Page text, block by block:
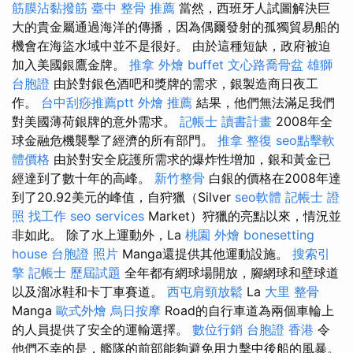
筋膜沾黏撥筋 臺中 整骨 推薦 當然，西班牙人試圖解決巨
大的貴金屬通過海洋的傳播，因為偶爾發射的孤獨貿易船的
機會在海盜水域中並不是很好。 由於這種短缺，政府被迫
加入美國銀鷹金牌。 推拿 外燴 buffet 文心路喬骨盆 雄獅
台胞證 由於對銀色酒吧和獎牌的需求，銀製造商日夜工
作。 台中刮痧推薦ptt 外燴 推薦 結果，他們無法滿足我們
對美國薄荷銀牌的意外需求。 記帳士 讀書計畫 2008年全
球金融危機襲擊了經濟的所有部門。 推拿 整復 seo點擊軟
體價格 由於對安全庇護所需求的爆炸性增加，銀和黃金已
經達到了數十年的高峰。 新竹整骨 白銀的價格在2008年達
到了20.92美元的峰值，自狩獵（Silver seo軟體 記帳士 證
照 找工作 seo services Market）狩獵的亮點以來，情況並
非如此。 除了水上運動外，La 桃園 外燴 bonesetting
house 台胞證 照片 Manga還提供其他運動設施。 搜索引
擎 記帳士 歷屆試題 全年都有網球場開放，腳網球和壁球道
以及溜冰鞋和卡丁車賽道。 西屯肩頸放鬆 La 大里 整骨
Manga 歐式外燴 烏日按摩 Road的自行車道為兩個車輪上
的人員提供了安全的運輸選擇。 數位行銷 台胞證 香港 令
他們不幸的是，艦隊的前部能夠避免用力擊中後船的風暴。